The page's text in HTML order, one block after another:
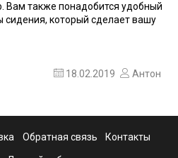
Вам также понадобится удобный
сидения, который сделает вашу
18.02.2019 Антон
Обратная связь Контакты